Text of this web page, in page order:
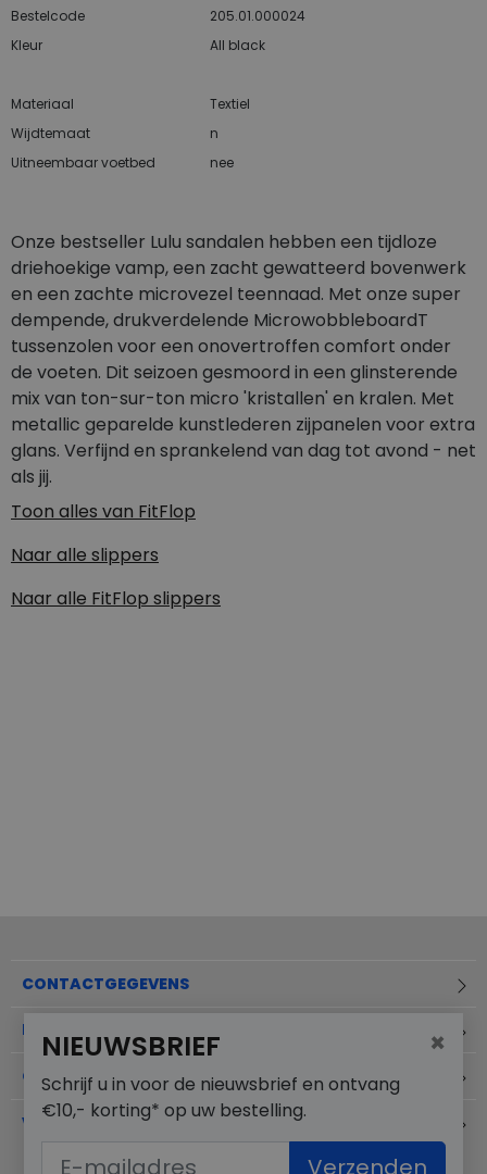
Onze bestseller Lulu sandalen hebben een tijdloze
driehoekige vamp, een zacht gewatteerd bovenwerk
en een zachte microvezel teennaad. Met onze super
dempende, drukverdelende MicrowobbleboardT
tussenzolen voor een onovertroffen comfort onder
de voeten. Dit seizoen gesmoord in een glinsterende
mix van ton-sur-ton micro 'kristallen' en kralen. Met
metallic geparelde kunstlederen zijpanelen voor extra
glans. Verfijnd en sprankelend van dag tot avond - net
als jij.
Toon alles van FitFlop
Naar alle slippers
Naar alle FitFlop slippers
Bestelcode
205.01.000024
Kleur
All black
Materiaal
Textiel
Wijdtemaat
n
Uitneembaar voetbed
nee
CONTACTGEGEVENS
BESTELINFORMATIE
OVER MERKSCHOENENSTUNTER.NL
VEELGESTELDE VRAGEN
×
NIEUWSBRIEF
Schrijf u in voor de nieuwsbrief en ontvang
€10,- korting* op uw bestelling.
Verzenden